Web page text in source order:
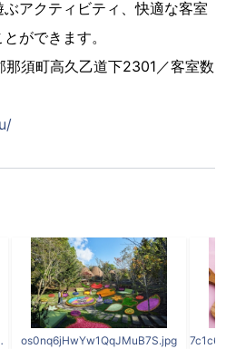
アクティビティ、快適な客室
ができます。
須町高久乙道下2301／客室数
os0nq6jHwYw1QqJMuB7S.jpg